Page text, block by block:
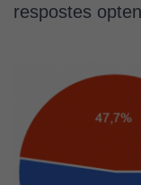
respostes